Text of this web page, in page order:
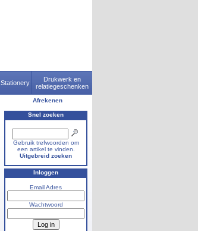
Stationery
Drukwerk en
relatiegeschenken
Afrekenen
Snel zoeken
Gebruik trefwoorden om
een artikel te vinden.
Uitgebreid zoeken
Inloggen
Email Adres
Wachtwoord